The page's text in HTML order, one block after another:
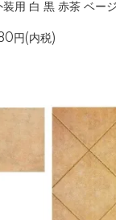
装用 白 黒 赤茶 ベー
円(内税)